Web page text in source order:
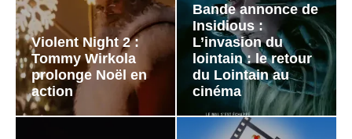
Violent Night 2 :
Tommy Wirkola
prolonge Noël en
action
Bande annonce de
Insidious :
L’invasion du
lointain : le retour
du Lointain au
cinéma